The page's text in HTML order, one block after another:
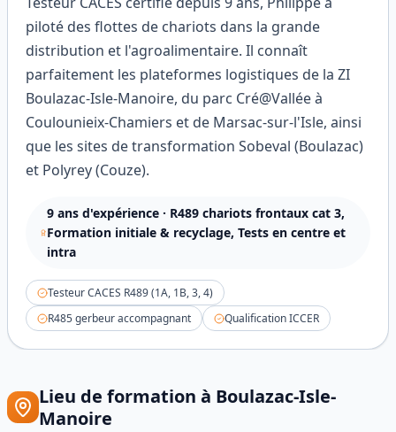
piloté des flottes de chariots dans la grande
distribution et l'agroalimentaire. Il connaît
parfaitement les plateformes logistiques de la ZI
Boulazac-Isle-Manoire, du parc Cré@Vallée à
Coulounieix-Chamiers et de Marsac-sur-l'Isle, ainsi
que les sites de transformation Sobeval (Boulazac)
et Polyrey (Couze).
9ans d'expérience · R489 chariots frontaux cat 3,
Formation initiale & recyclage, Tests en centre et
intra
Testeur CACES R489 (1A, 1B, 3, 4)
R485 gerbeur accompagnant
Qualification ICCER
Lieu de formation à Boulazac-Isle-
Manoire